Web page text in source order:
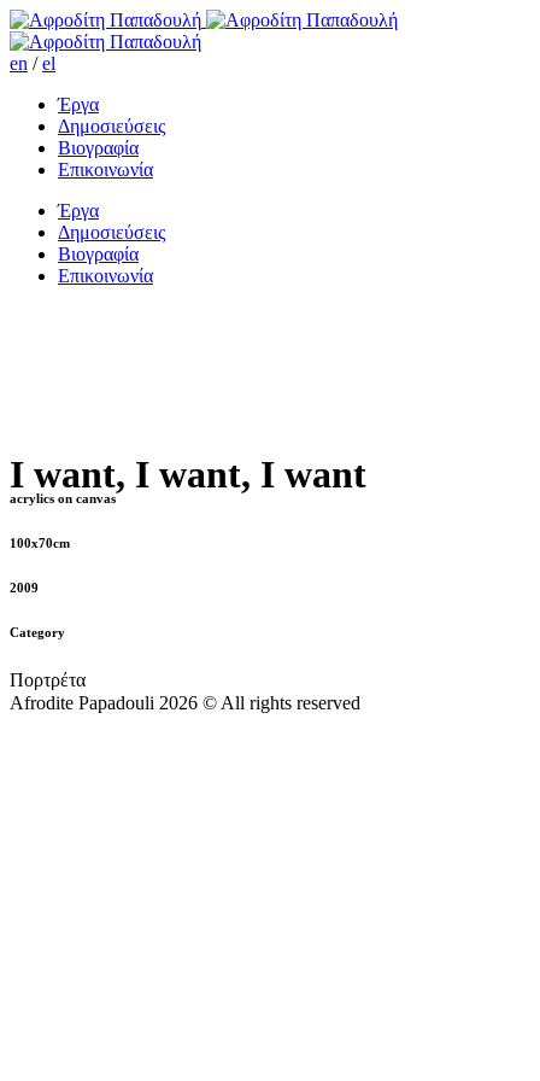
en /el
Έργα
Δημοσιεύσεις
Βιογραφία
Επικοινωνία
Έργα
Δημοσιεύσεις
Βιογραφία
Επικοινωνία
I want, I want, I want
acrylics on canvas
100x70cm
2009
Category
Πορτρέτα
Afrodite Papadouli 2026 © All rights reserved